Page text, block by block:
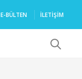
E-BÜLTEN İLETİŞİM